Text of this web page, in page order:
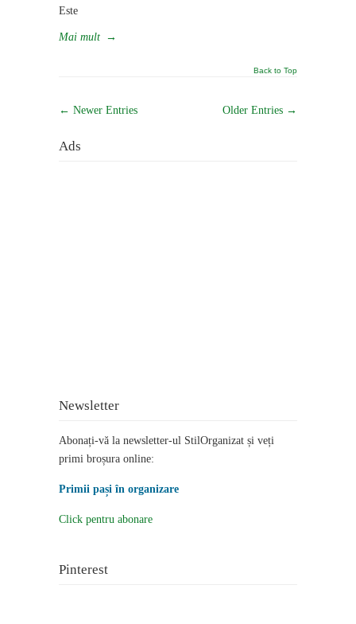
Este
Mai mult →
Back to Top
← Newer Entries Older Entries →
Ads
Newsletter
Abonați-vă la newsletter-ul StilOrganizat și veți
primi broșura online:
Primii pași în organizare
Click pentru abonare
Pinterest